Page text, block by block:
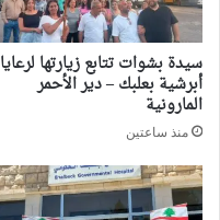
سيدة بشوات تتابع زيارتها لرعايا
أبرشية بعلبك – دير الأحمر
المارونية
منذ ساعتين